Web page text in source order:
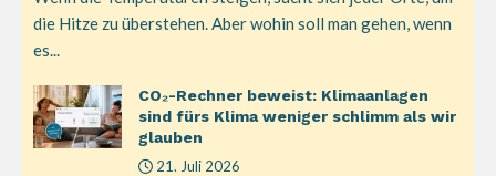
die Hitze zu überstehen. Aber wohin soll man gehen, wenn
es...
CO₂-Rechner beweist: Klimaanlagen
sind fürs Klima weniger schlimm als wir
glauben
21. Juli 2026